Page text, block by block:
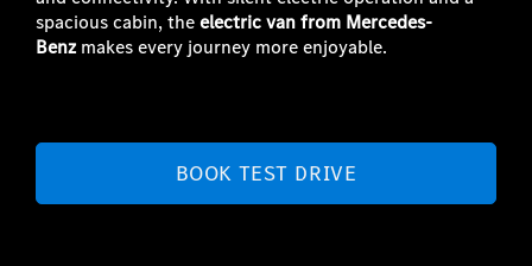
spacious cabin, theelectric van from Mercedes-
Benz makes every journey more enjoyable.
BOOK TEST DRIVE